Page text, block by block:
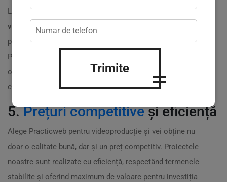
La Practicweb, poți beneficia de pachete complete de
videoproducție
. Avem opțiuni variate, de la videoclipuri
promo la comenzi de creație complet personalizate.
Prețurile noastre sunt transparentă și accesibile, cu
oferte începând de la
250 EUR, în funcție de tipul și
complexitatea videoclipului. ?
5.Prețuri competitiveși eficiență
Alege Practicweb pentru videoproducție și vei obține nu
doar o calitate bună, dar și un preț competitiv. Proiectele
noastre sunt realizate cu eficiență, respectând termenele
stabilite și oferind maximum de valoare pentru investiția
Trimite